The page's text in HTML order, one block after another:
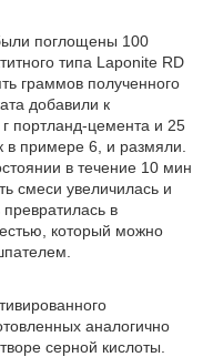
поглощены 100
типа Laponite RD
граммов полученного
добавили к
портланд-цемента и 25
в примере 6, и размяли.
в течение 10 мин
смеси увеличилась и
в
который можно
аналогично
серной кислоты.